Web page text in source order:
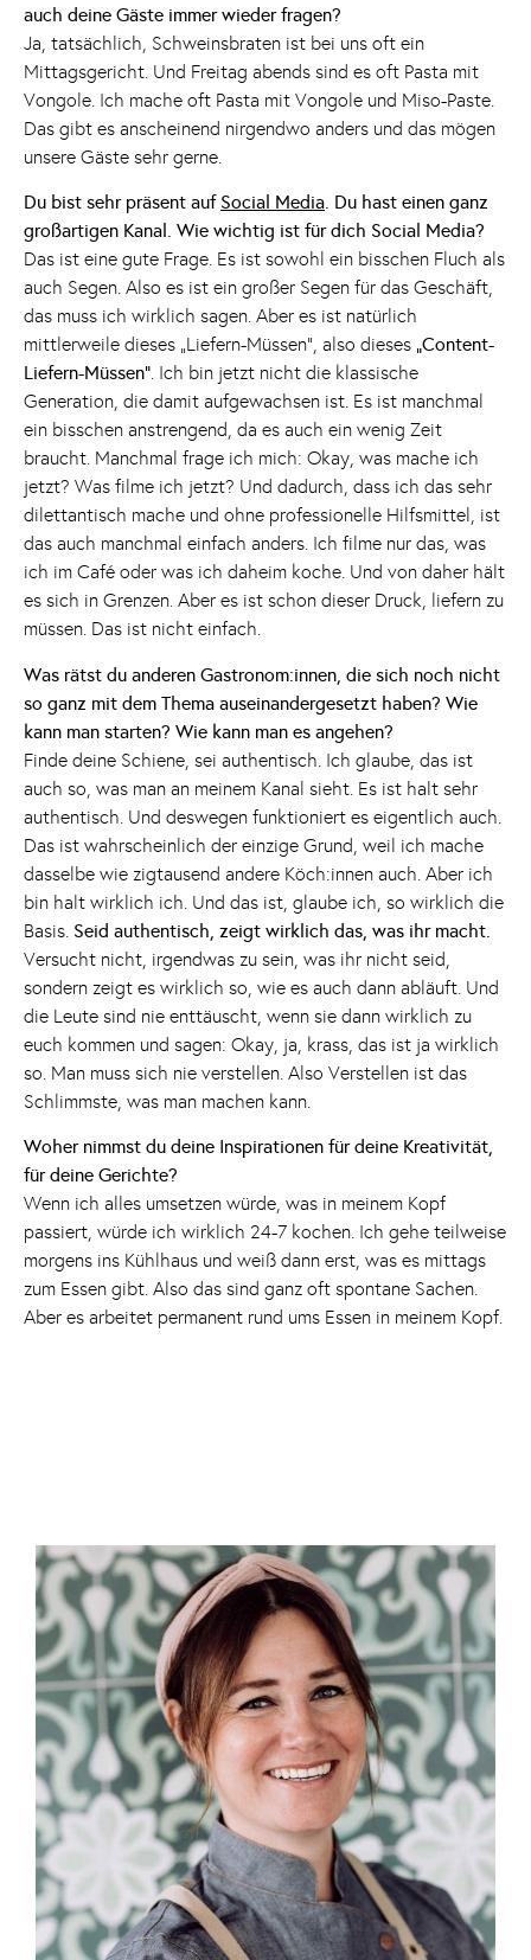
auch deine Gäste immer wieder fragen?
Ja, tatsächlich, Schweinsbraten ist bei uns oft ein
Mittagsgericht. Und Freitag abends sind es oft Pasta mit
Vongole. Ich mache oft Pasta mit Vongole und Miso-Paste.
Das gibt es anscheinend nirgendwo anders und das mögen
unsere Gäste sehr gerne.
Du bist sehr präsent auf Social Media. Du hast einen ganz
großartigen Kanal. Wie wichtig ist für dich Social Media?
Das ist eine gute Frage. Es ist sowohl ein bisschen Fluch als
auch Segen. Also es ist ein großer Segen für das Geschäft,
das muss ich wirklich sagen. Aber es ist natürlich
mittlerweile dieses „Liefern-Müssen", also dieses „Content-
Liefern-Müssen". Ich bin jetzt nicht die klassische
Generation, die damit aufgewachsen ist. Es ist manchmal
ein bisschen anstrengend, da es auch ein wenig Zeit
braucht. Manchmal frage ich mich: Okay, was mache ich
jetzt? Was filme ich jetzt? Und dadurch, dass ich das sehr
dilettantisch mache und ohne professionelle Hilfsmittel, ist
das auch manchmal einfach anders. Ich filme nur das, was
ich im Café oder was ich daheim koche. Und von daher hält
es sich in Grenzen. Aber es ist schon dieser Druck, liefern zu
müssen. Das ist nicht einfach.
Was rätst du anderen Gastronom:innen, die sich noch nicht
so ganz mit dem Thema auseinandergesetzt haben? Wie
kann man starten? Wie kann man es angehen?
Finde deine Schiene, sei authentisch. Ich glaube, das ist
auch so, was man an meinem Kanal sieht. Es ist halt sehr
authentisch. Und deswegen funktioniert es eigentlich auch.
Das ist wahrscheinlich der einzige Grund, weil ich mache
dasselbe wie zigtausend andere Köch:innen auch. Aber ich
bin halt wirklich ich. Und das ist, glaube ich, so wirklich die
Basis. Seid authentisch, zeigt wirklich das, was ihr macht.
Versucht nicht, irgendwas zu sein, was ihr nicht seid,
sondern zeigt es wirklich so, wie es auch dann abläuft. Und
die Leute sind nie enttäuscht, wenn sie dann wirklich zu
euch kommen und sagen: Okay, ja, krass, das ist ja wirklich
so. Man muss sich nie verstellen. Also Verstellen ist das
Schlimmste, was man machen kann.
Woher nimmst du deine Inspirationen für deine Kreativität,
für deine Gerichte?
Wenn ich alles umsetzen würde, was in meinem Kopf
passiert, würde ich wirklich 24-7 kochen. Ich gehe teilweise
morgens ins Kühlhaus und weiß dann erst, was es mittags
zum Essen gibt. Also das sind ganz oft spontane Sachen.
Aber es arbeitet permanent rund ums Essen in meinem Kopf.